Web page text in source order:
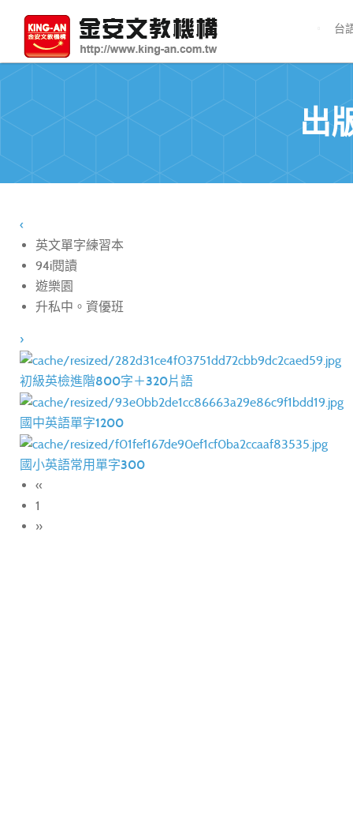
台
出
‹
英文單字練習本
94i閱讀
遊樂園
升私中。資優班
›
初級英檢進階800字＋320片語
國中英語單字1200
國小英語常用單字300
«
1
»